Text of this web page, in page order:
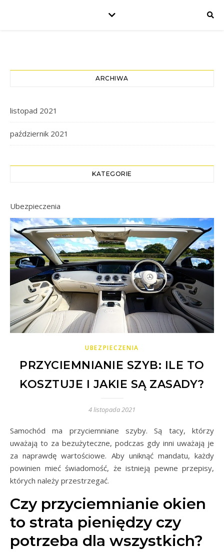
ARCHIWA
listopad 2021
październik 2021
KATEGORIE
Ubezpieczenia
UBEZPIECZENIA
PRZYCIEMNIANIE SZYB: ILE TO
KOSZTUJE I JAKIE SĄ ZASADY?
4 listopada 2021
Samochód ma przyciemniane szyby. Są tacy, którzy
uważają to za bezużyteczne, podczas gdy inni uważają je
za naprawdę wartościowe. Aby uniknąć mandatu, każdy
powinien mieć świadomość, że istnieją pewne przepisy,
których należy przestrzegać.
Czy przyciemnianie okien
to strata pieniędzy czy
potrzeba dla wszystkich?